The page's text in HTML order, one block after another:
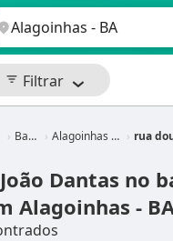
Filtrar
Bahia Alagoinhas - BA rua doutor
Dantas no
Alagoinhas -